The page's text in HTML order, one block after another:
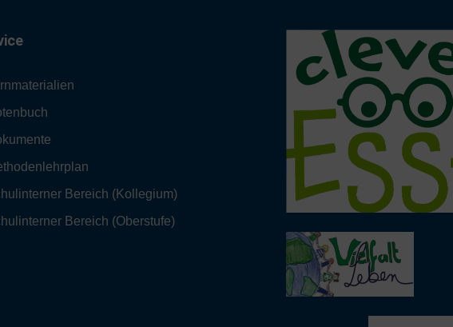
Bereich (Kollegium)
Bereich (Oberstufe)